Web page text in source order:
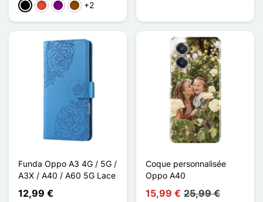
NegroRojoPúrpuraMarrón
+2
Funda Oppo A3 4G / 5G /
A3X / A40 / A60 5G Lace
12,99 €
Coque personnalisée
Oppo A40
15,99 € 25,99 €